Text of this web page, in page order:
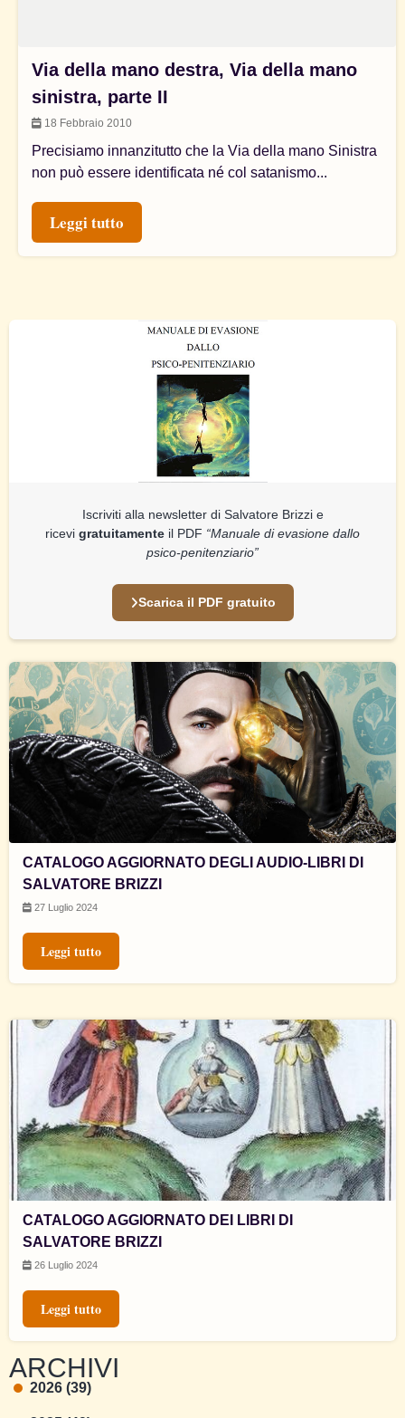
Iscriviti alla newsletter di Salvatore Brizzi e
ricevi gratuitamente il PDF “Manuale di evasione dallo
psico-penitenziario”
Scarica il PDF gratuito
CATALOGO AGGIORNATO DEGLI AUDIO-LIBRI DI
SALVATORE BRIZZI
27 Luglio 2024
Leggi tutto
CATALOGO AGGIORNATO DEI LIBRI DI
SALVATORE BRIZZI
26 Luglio 2024
Leggi tutto
ARCHIVI
2026 (39)
Via della mano destra, Via della mano
sinistra, parte II
18 Febbraio 2010
Precisiamo innanzitutto che la Via della mano Sinistra
non può essere identificata né col satanismo...
Leggi tutto